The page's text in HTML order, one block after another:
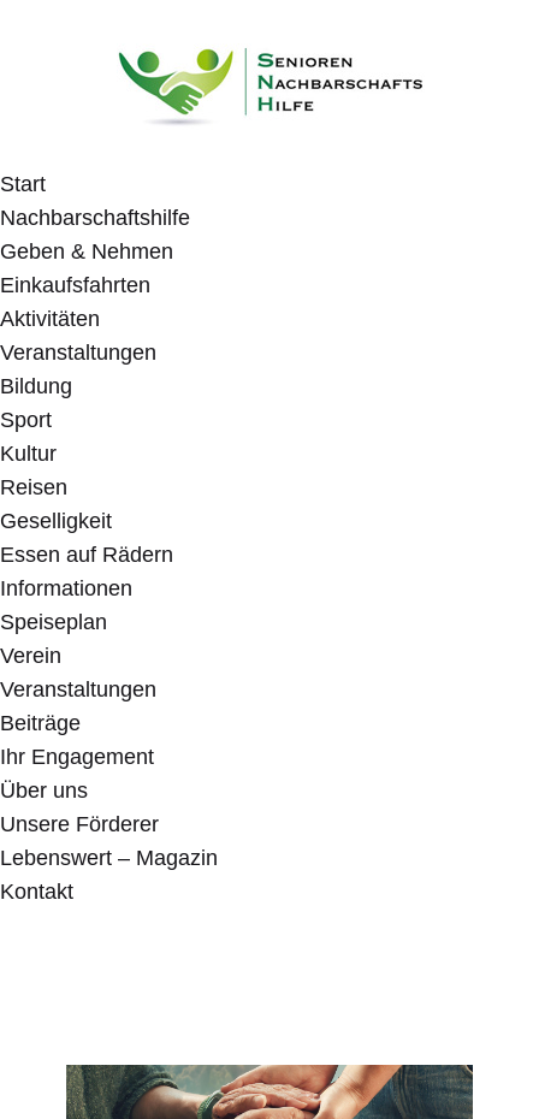
Start
Nachbarschaftshilfe
Geben & Nehmen
Einkaufsfahrten
Aktivitäten
Veranstaltungen
Bildung
Sport
Kultur
Reisen
Geselligkeit
Essen auf Rädern
Informationen
Speiseplan
Verein
Veranstaltungen
Beiträge
Ihr Engagement
Über uns
Unsere Förderer
Lebenswert – Magazin
Kontakt